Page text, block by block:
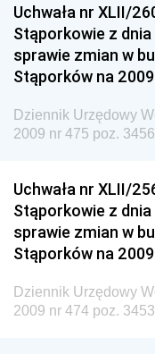
Dziennik
Dziennik
Antykorupcyjnego
Wewnętrznego
Dziennik
Dziennik
Krajowych i
Dziennik
Dziennik
Uchwała nr XLII/
Stąporkowie z
sprawie zmian w
Stąporków na
Dziennik Urzędowy
2009 nr 475 poz. 3456
Uchwała nr XLII/
Stąporkowie z
sprawie zmian w
Stąporków na
Dziennik Urzędowy
2009 nr 474 poz. 3453